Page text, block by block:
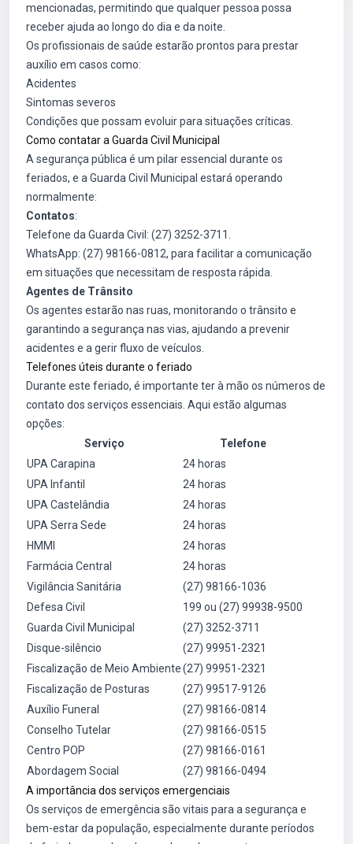
mencionadas, permitindo que qualquer pessoa possa
receber ajuda ao longo do dia e da noite.
Os profissionais de saúde estarão prontos para prestar
auxílio em casos como:
Acidentes
Sintomas severos
Condições que possam evoluir para situações críticas.
Como contatar a Guarda Civil Municipal
A segurança pública é um pilar essencial durante os
feriados, e a Guarda Civil Municipal estará operando
normalmente:
Contatos:
Telefone da Guarda Civil: (27) 3252-3711.
WhatsApp: (27) 98166-0812, para facilitar a comunicação
em situações que necessitam de resposta rápida.
Agentes de Trânsito
Os agentes estarão nas ruas, monitorando o trânsito e
garantindo a segurança nas vias, ajudando a prevenir
acidentes e a gerir fluxo de veículos.
Telefones úteis durante o feriado
Durante este feriado, é importante ter à mão os números de
contato dos serviços essenciais. Aqui estão algumas
opções:
Serviço
Telefone
UPA Carapina
24 horas
UPA Infantil
24 horas
UPA Castelândia
24 horas
UPA Serra Sede
24 horas
HMMI
24 horas
Farmácia Central
24 horas
Vigilância Sanitária
(27) 98166-1036
Defesa Civil
199 ou (27) 99938-9500
Guarda Civil Municipal
(27) 3252-3711
Disque-silêncio
(27) 99951-2321
Fiscalização de Meio Ambiente(27) 99951-2321
Fiscalização de Posturas
(27) 99517-9126
Auxílio Funeral
(27) 98166-0814
Conselho Tutelar
(27) 98166-0515
Centro POP
(27) 98166-0161
Abordagem Social
(27) 98166-0494
A importância dos serviços emergenciais
Os serviços de emergência são vitais para a segurança e
bem-estar da população, especialmente durante períodos